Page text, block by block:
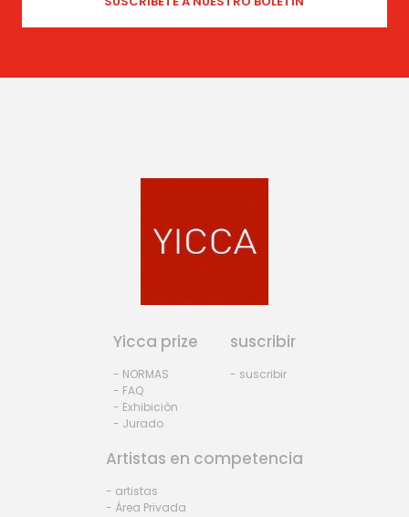
Yicca prize
- NORMAS
- FAQ
- Exhibiciòn
- Jurado
suscribir
- suscribir
Artistas en competencia
- artistas
- Área Privada